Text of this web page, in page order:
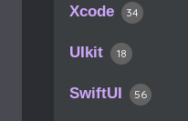
Xcode 34
UIkit 18
SwiftUI 56